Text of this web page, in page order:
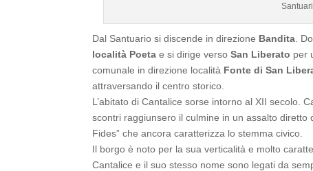
Dal Santuario si discende in direzione Bandita .
località Poeta e si dirige versoSan Liberato per
comunale in direzione località Fonte di San
attraversando il centro storico.
L’abitato di Cantalice sorse intorno al XII secolo.
scontri raggiunsero il culmine in un assalto diretto
Fides” che ancora caratterizza lo stemma civico.
Il borgo è noto per la sua verticalità e molto
Cantalice e il suo stesso nome sono legati da